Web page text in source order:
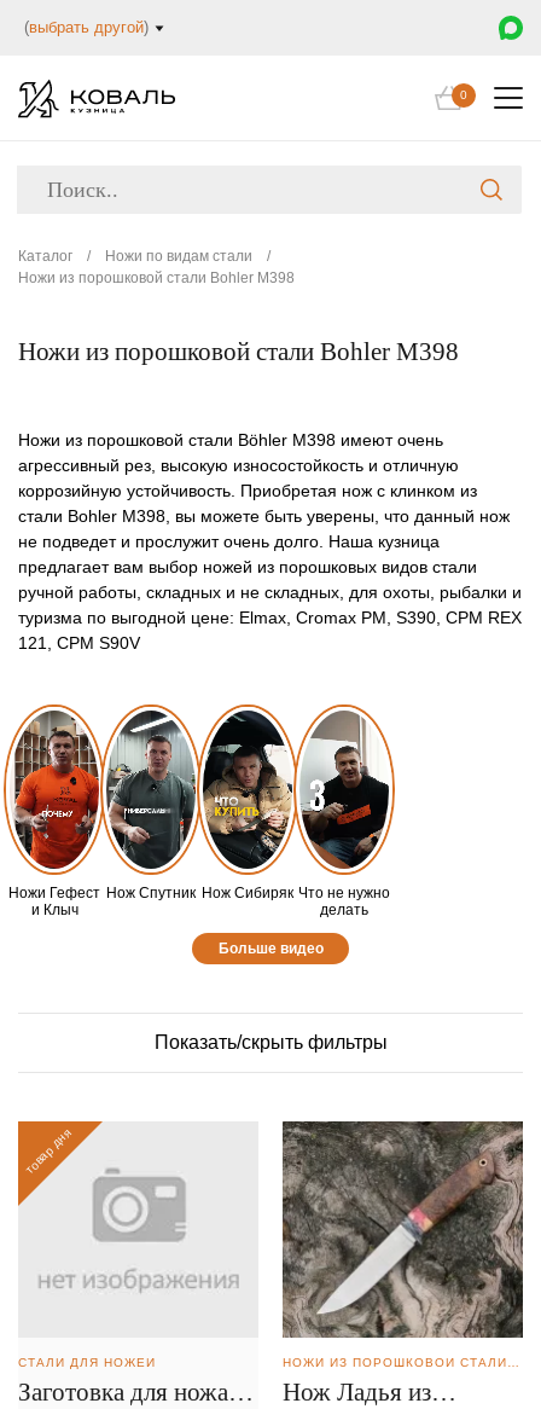
(выбрать другой)
0
Каталог / Ножи по видам стали
/
Ножи из порошковой стали Bohler M398
Ножи из порошковой стали Bohler M398
Ножи из порошковой стали Böhler M398 имеют очень
агрессивный рез, высокую износостойкость и отличную
коррозийную устойчивость. Приобретая нож с клинком из
стали Bohler M398 , вы можете быть уверены, что данный нож
не подведет и прослужит очень долго. Наша кузница
предлагает вам выбор ножей из порошковых видов стали
ручной работы, складных и не складных, для охоты, рыбалки и
туризма по выгодной цене: Elmax Cromax PM S390 CPM REX
121
CPM S90V
Ножи Гефест
и Клыч
Нож Спутник Нож Сибиряк Что не нужно
делать
Больше видео
Показать/скрыть фильтры
товар дня
СТАЛИ ДЛЯ НОЖЕЙ
Заготовка для ножа из
НОЖИ ИЗ ПОРОШКОВОЙ СТАЛИ BOHLER M398
Нож Ладья из